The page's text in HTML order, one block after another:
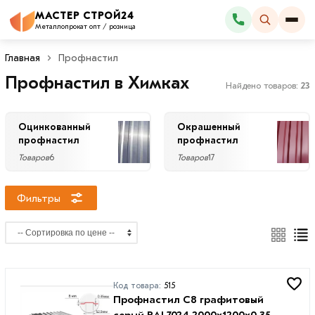
МАСТЕР СТРОЙ24
Металлопрокат опт / розница
Каталог
Главная Профнастил
Профнастил в Химках Найдено товаров:23
Оцинкованный
профнастил
Товаров6
Окрашенный
профнастил
Товаров17
Фильтры
Фильтры
×
скидкой
Цена
—
Код товара: 515
Профнастил С8 графитовый